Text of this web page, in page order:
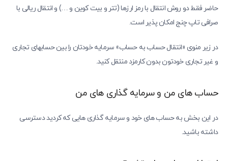
حاضر فقط دو روش انتقال با رمز ارزها (تتر و بیت کوین و …) و انتقال ریالی با
صرافی تاپ چنج امکان پذیر است.
در زیر منوی «انتقال حساب به حساب» سرمایه خودتان را بین حسابهای تجاری
و غیر تجاری خودتون بدون کارمزد منتقل کنید.
حساب های من و سرمایه گذاری های من
در این بخش به حساب های خود و سرمایه گذاری هایی که کردید دسترسی
داشته باشید.